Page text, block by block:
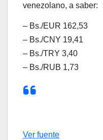
venezolano, a saber:
– Bs./EUR 162,53
– Bs./CNY 19,41
– Bs./TRY 3,40
– Bs./RUB 1,73
Ver fuente